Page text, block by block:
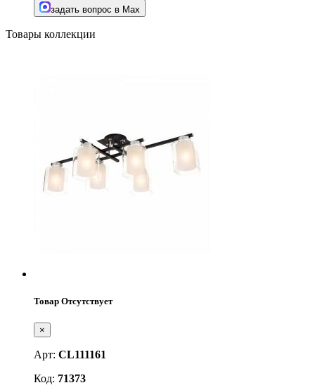
задать вопрос в Max
Товары коллекции
Товар Отсутствует
×
Арт: CL111161
Код: 71373